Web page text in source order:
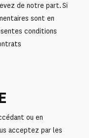
de notre part. Si
sont en
conditions
ou en
acceptez par les